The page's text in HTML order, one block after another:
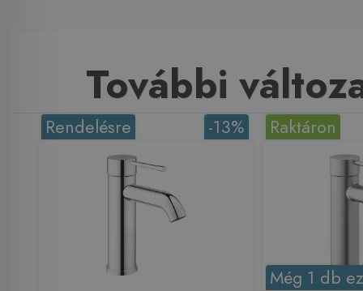
További
-13%
Rendelésre Raktáron
Még 1 db